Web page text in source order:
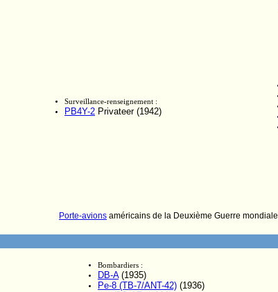
Surveillance-renseignement :
PB4Y-2 Privateer (1942)
Porte-avions américains de la Deuxième Guerre mondiale
Bombardiers :
DB-A(1935)
Pe-8 (TB-7/ANT-42) (1936)